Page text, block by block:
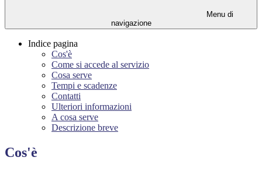
Menu di
navigazione
Indice pagina
Cos'è
Come si accede al servizio
Cosa serve
Tempi e scadenze
Contatti
Ulteriori informazioni
A cosa serve
Descrizione breve
Cos'è